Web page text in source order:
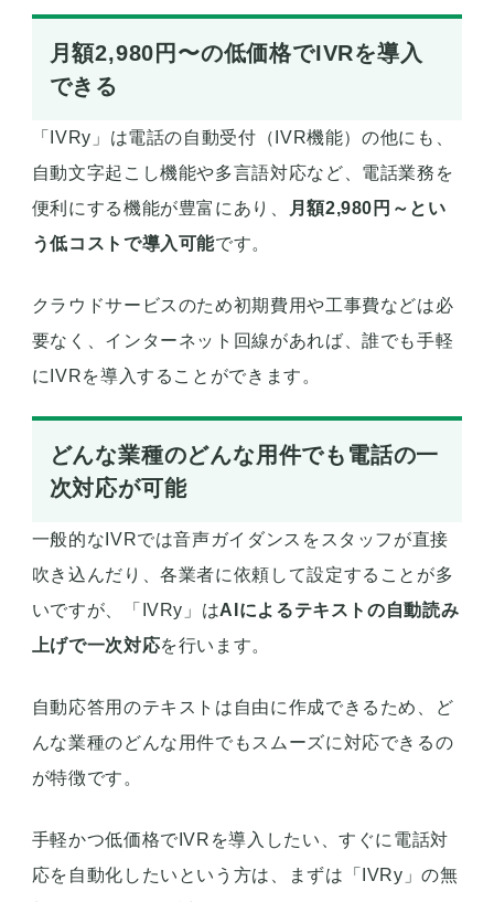
月額2,980円〜の低価格でIVRを導入
できる
「IVRy」は電話の自動受付（IVR機能）の他にも、
自動文字起こし機能や多言語対応など、電話業務を
便利にする機能が豊富にあり、
月額2,980円～とい
う低コストで導入可能です。
クラウドサービスのため初期費用や工事費などは必
要なく、インターネット回線があれば、誰でも手軽
にIVRを導入することができます。
どんな業種のどんな用件でも電話の一
次対応が可能
一般的なIVRでは音声ガイダンスをスタッフが直接
吹き込んだり、各業者に依頼して設定することが多
いですが、「IVRy」はAIによるテキストの自動読み
上げで一次対応を行います。
自動応答用のテキストは自由に作成できるため、ど
んな業種のどんな用件でもスムーズに対応できるの
が特徴です。
手軽かつ低価格でIVRを導入したい、すぐに電話対
応を自動化したいという方は、まずは「IVRy」の無